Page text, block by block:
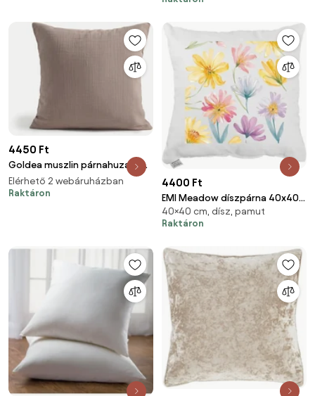
4450 Ft
Goldea muszlin párnahuzat -
kávébarna 40 x 40 cm
Elérhető 2 webáruházban
Raktáron
4400 Ft
EMI Meadow díszpárna 40x40
cm
40×40 cm, dísz, pamut
Raktáron